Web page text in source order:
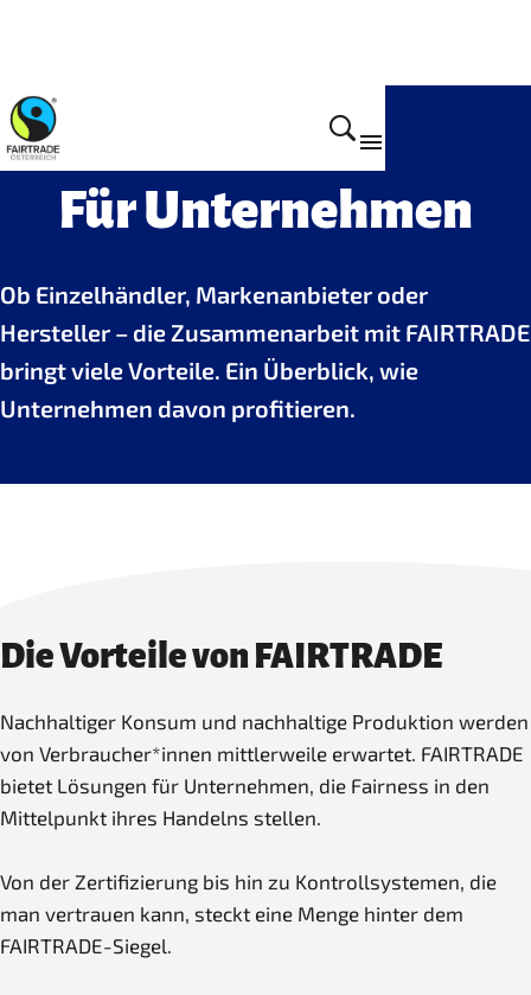
Home
Für Unternehmen
Ob Einzelhändler, Markenanbieter oder
Hersteller – die Zusammenarbeit mit FAIRTRADE
bringt viele Vorteile. Ein Überblick, wie
Unternehmen davon profitieren.
Die Vorteile von FAIRTRADE
Nachhaltiger Konsum und nachhaltige Produktion werden
von Verbraucher*innen mittlerweile erwartet. FAIRTRADE
bietet Lösungen für Unternehmen, die Fairness in den
Mittelpunkt ihres Handelns stellen.
Von der Zertifizierung bis hin zu Kontrollsystemen, die
man vertrauen kann, steckt eine Menge hinter dem
FAIRTRADE-Siegel.